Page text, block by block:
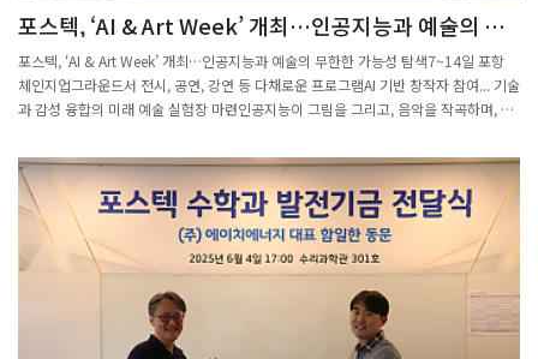
포스텍, ‘AI & Art Week’ 개최…인공지능과 예술의 무
한한 가능성 탐색
포스텍, ‘AI & Art Week’ 개최…인공지능과 예술의 무한한 가능성 탐색7~14일 포항
체인지업그라운드서 전시, 공연, 강연 등 다채로운 프로그램AI 기반 창작자 참여... 기술
과 감성 융합의 미래 예술 실험장 마련인공지능이 그림을 그리고, 음악을 작곡하며, 심
도발적인 질문에 답을 찾기 위한 미래 예술의 실험장이 포스텍(포항공과대학교)에 마
련됐다.포스텍은 7일부터 14일까지 포항 체인지업그라운드에서 ‘2025 Pohang AI &
Art Week’를 개최한다.‘AI x ART = ∞(무한대)’를 주제로 한 이번 행사는 청소년 인공
지능예술 주간이라는 부제를 달고, 기술과 예술의 창의적 융합이 빚어내는 무한한 가능
성을 시민과 함께 탐색한다.행사 기간 동안 관람객은 AI가 만들어낸 예술 작품을 감상
하고, AI 기반 창작자들과 예술가들의 강연과 퍼포먼스를 통해 기술과 감성이 융합되는
현장을 직접 경험할 수 있다. 또한 악기 체험, AI 음악회, 미디어 퍼포먼스 등 다채로운
프로그램이 마련돼 인공지능과 예술의 경계를 몸소 체감할 수 있는 장이 펼쳐진다.전시
는 상시 운영되며, 주요 프로그램으로는 △7일 강연 및 영화 상영 △13일 강연·AI 음악